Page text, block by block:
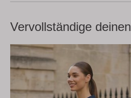
Vervollständige deinen